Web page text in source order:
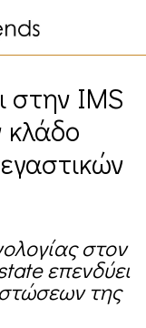
στην IMS
κλάδο
στον
επενδύει
της